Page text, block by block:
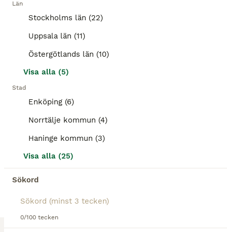
Län
Stockholms län (22)
Uppsala län (11)
Östergötlands län (10)
Visa alla (5)
Stad
Enköping (6)
Norrtälje kommun (4)
Haninge kommun (3)
Visa alla (25)
Sökord
0/100 tecken